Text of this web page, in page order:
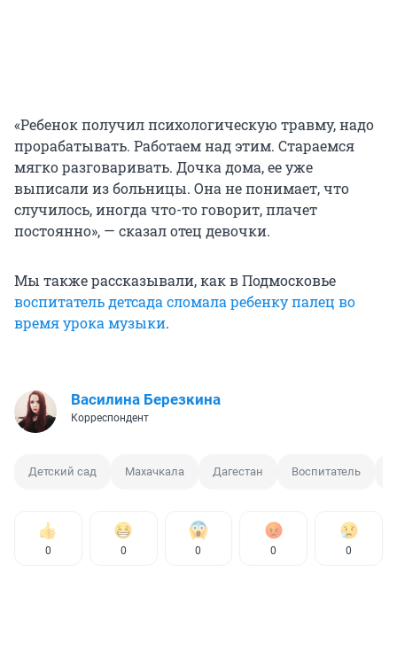
«Ребенок получил психологическую травму, надо
прорабатывать. Работаем над этим. Стараемся
мягко разговаривать. Дочка дома, ее уже
выписали из больницы. Она не понимает, что
случилось, иногда что-то говорит, плачет
постоянно», — сказал отец девочки.
Мы также рассказывали, как в Подмосковье
воспитатель детсада сломала ребенку палец во
время урока музыки.
Василина Березкина
Корреспондент
Детский сад Махачкала Дагестан Воспитатель
0 0 0 0 0